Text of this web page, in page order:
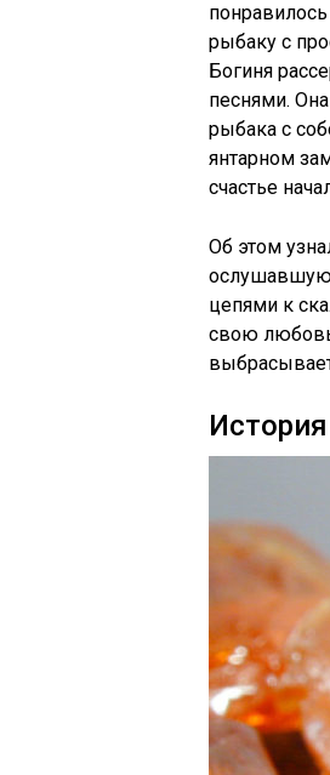
рыбаку с
Богиня
песнями.
рыбака с
янтарном
счастье
Об этом
цепями к
свою